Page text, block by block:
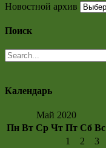
Новостной архив
Поиск
Календарь
Май 2020
Пн Вт Ср Чт Пт Сб Вс
1
2
3